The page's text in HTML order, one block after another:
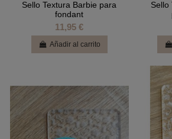
Sello Textura Barbie para
fondant
11,95 €
Añadir al carrito
Sello